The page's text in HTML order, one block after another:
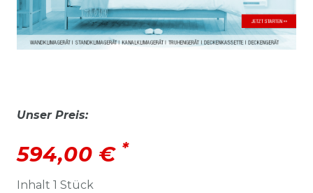
Unser Preis:
594,00 € *
Inhalt 1 Stück